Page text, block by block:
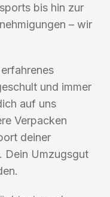
bis hin zur
– wir
und immer
auf uns
Verpacken
deiner
Dein Umzugsgut